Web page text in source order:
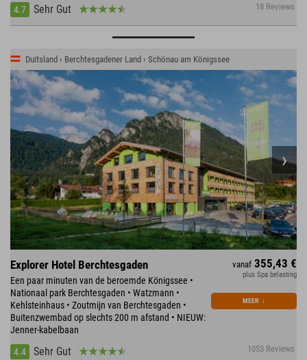
4.7
Sehr Gut 18 Reviews
Duitsland › Berchtesgadener Land › Schönau am Königssee
Explorer Hotel Berchtesgaden
Een paar minuten van de beroemde Königssee •
Nationaal park Berchtesgaden • Watzmann •
Kehlsteinhaus • Zoutmijn van Berchtesgaden •
Buitenzwembad op slechts 200 m afstand • NIEUW:
Jenner-kabelbaan
4.4
Sehr Gut 1053 Reviews
vanaf 355,43 €
plus Spa belasting
MEER ↓